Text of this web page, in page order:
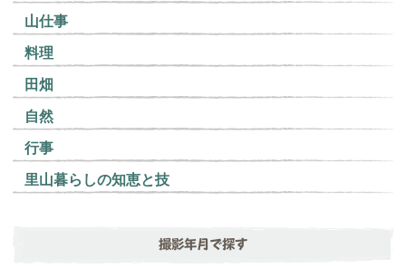
山仕事
料理
田畑
自然
行事
里山暮らしの知恵と技
撮影年月で探す